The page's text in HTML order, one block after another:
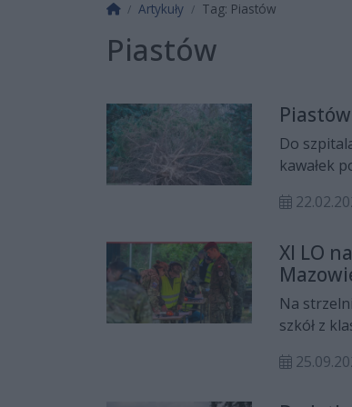
Strona główna
Artykuły Tag: Piastów
Piastów
Do
kawałek
XI LO
Na
szkół z